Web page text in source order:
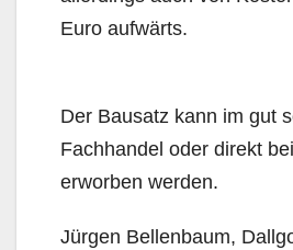
Euro aufwärts.
Der Bausatz kann im gut
Fachhandel oder direkt bei
erworben werden.
Jürgen Bellenbaum,